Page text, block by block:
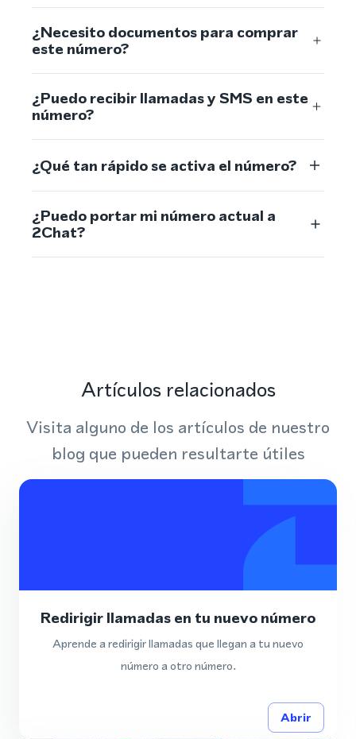
¿Necesito documentos para comprar
este número?
¿Puedo recibir llamadas y SMS en este
número?
¿Qué tan rápido se activa el número?
¿Puedo portar mi número actual a
2Chat?
Artículos relacionados
Visita alguno de los artículos de nuestro
blog que pueden resultarte útiles
Redirigir llamadas en tu nuevo número
Aprende a redirigir llamadas que llegan a tu nuevo
número a otro número.
Abrir